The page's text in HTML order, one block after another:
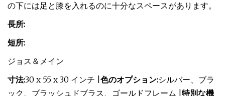
の下には足と膝を入れるのに十分なスペースがあります。
長所:
短所:
ジョス＆メイン
寸法:30 x 55 x 30 インチ | 色のオプション:シルバー、ブラ
ック、ブラッシュドブラス、ゴールドフレーム | 特別な機